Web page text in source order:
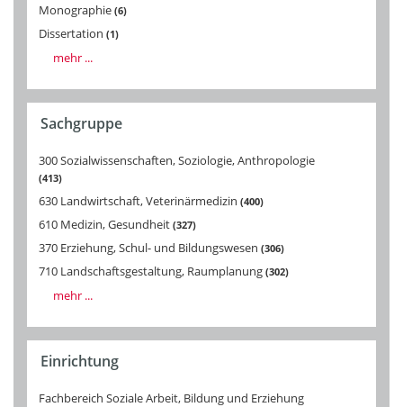
Monographie 6
Dissertation 1
mehr ...
Sachgruppe
300 Sozialwissenschaften, Soziologie, Anthropologie
413
630 Landwirtschaft, Veterinärmedizin 400
610 Medizin, Gesundheit 327
370 Erziehung, Schul- und Bildungswesen 306
710 Landschaftsgestaltung, Raumplanung 302
mehr ...
Einrichtung
Fachbereich Soziale Arbeit, Bildung und Erziehung